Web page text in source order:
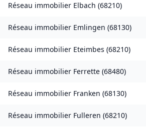
Réseau immobilier Elbach (68210)
Réseau immobilier Emlingen (68130)
Réseau immobilier Eteimbes (68210)
Réseau immobilier Ferrette (68480)
Réseau immobilier Franken (68130)
Réseau immobilier Fulleren (68210)